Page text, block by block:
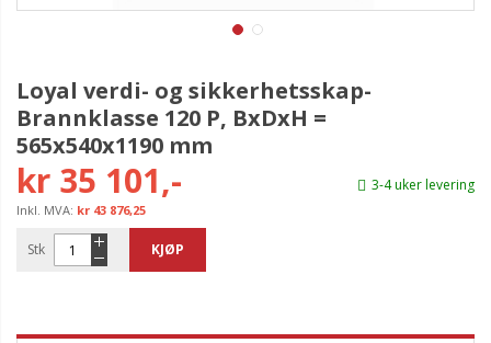
Loyal verdi- og sikkerhetsskap-
Brannklasse 120 P, BxDxH =
565x540x1190 mm
3-4 uker levering
kr 35 101,-
kr 43 876,25
Stk KJØP